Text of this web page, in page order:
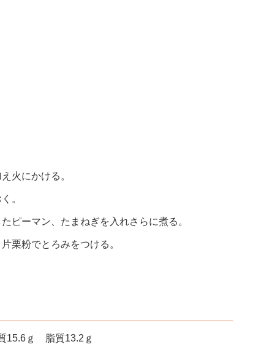
火にかける。
。
ーマン、たまねぎを入れさらに煮る。
粉でとろみをつける。
15.6ｇ 脂質13.2ｇ